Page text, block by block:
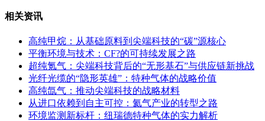
相关资讯
高纯甲烷：从基础原料到尖端科技的“碳”源核心
平衡环境与技术：CF?的可持续发展之路
超纯氪气：尖端科技背后的“无形基石”与供应链新挑战
光纤光缆的“隐形英雄”：特种气体的战略价值
高纯氙气：推动尖端科技的战略材料
从进口依赖到自主可控：氦气产业的转型之路
环境监测新标杆：纽瑞德特种气体的实力解析